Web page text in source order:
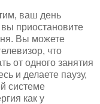
ваш день
приостановите
Вы можете
что
от одного занятия
и делаете паузу,
системе
как у